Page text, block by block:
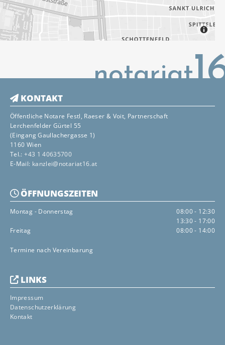
notariat
 KONTAKT
Öffentliche Notare Festl, Raeser & Voit, Partnerschaft
Lerchenfelder Gürtel 55
(Eingang Gaullachergasse 1)
1160 Wien
Tel.:+43 1 40635700
E-Mail: kanzlei@notariat16.at
ÖFFNUNGSZEITEN
Montag - Donnerstag
08:00 - 12:30
13:30 - 17:00
Freitag
08:00 - 14:00
Termine nach Vereinbarung
 LINKS
Impressum
Datenschutzerklärung
Kontakt